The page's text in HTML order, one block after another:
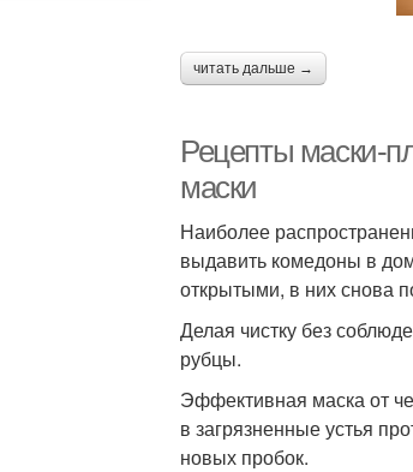
читать дальше →
Рецепты маски-
маски
Наиболее
выдавить комедоны в
открытыми, в них снова
Делая чистку без
рубцы.
Эффективная маска от
в загрязненные устья
новых пробок.